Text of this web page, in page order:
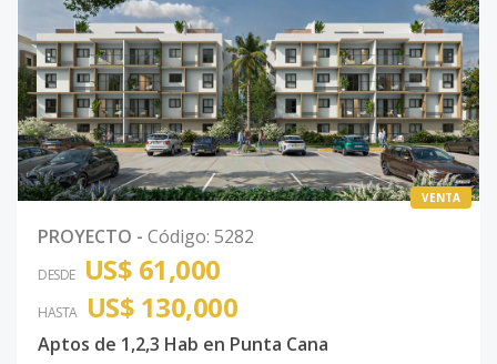
VENTA
PROYECTO - Código: 5282
DESDE US$ 61,000
HASTA US$ 130,000
Aptos de 1,2,3 Hab en Punta Cana